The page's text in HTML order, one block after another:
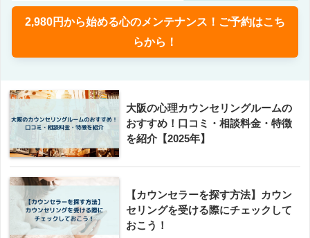
2,980円から始める心のメンテナンス！ご予約はこち
らから！
大阪の心理カウンセリングルームの
おすすめ！口コミ・相談料金・特徴
を紹介【2025年】
【カウンセラーを探す方法】カウン
セリングを受ける際にチェックして
おこう！